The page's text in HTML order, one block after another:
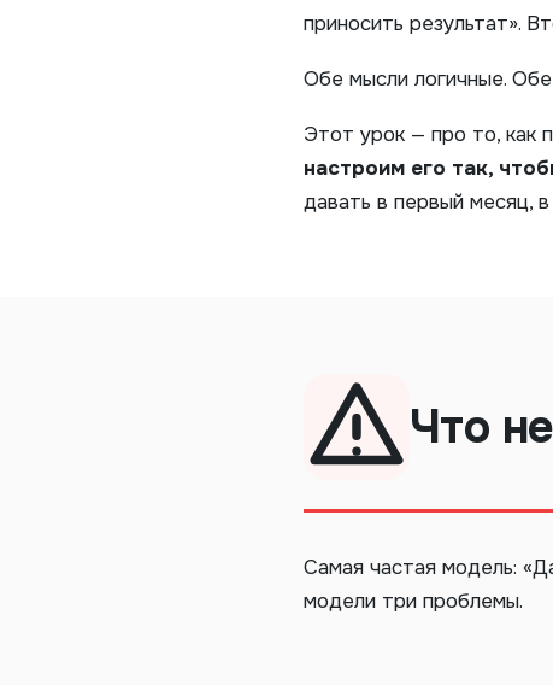
приносить результат».
Обе мысли логичные.
Этот урок — про то, как
настроим его так,
давать в первый месяц,
Что
Самая частая модель:
модели три проблемы.